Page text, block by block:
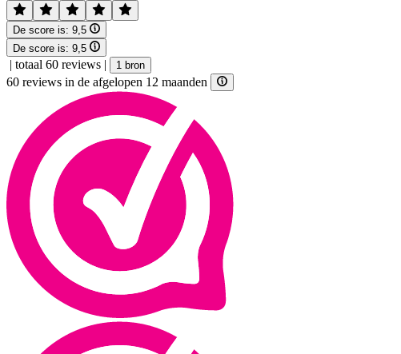
De score is: 9,5
De score is: 9,5
| totaal 60 reviews | 1 bron
60 reviews in de afgelopen 12 maanden